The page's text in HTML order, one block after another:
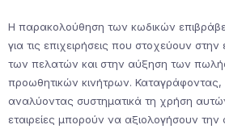
Η παρακολούθηση των κωδικών
για τις επιχειρήσεις που στοχεύουν
των πελατών και στην αύξηση των
προωθητικών κινήτρων.
αναλύοντας συστηματικά τη χρήση
εταιρείες μπορούν να αξιολογήσουν την